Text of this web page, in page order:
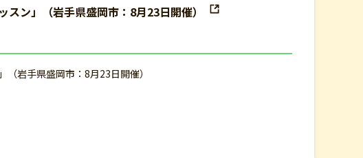
ン」（岩手県盛岡市：8月23日開催）
岩手県盛岡市：8月23日開催）